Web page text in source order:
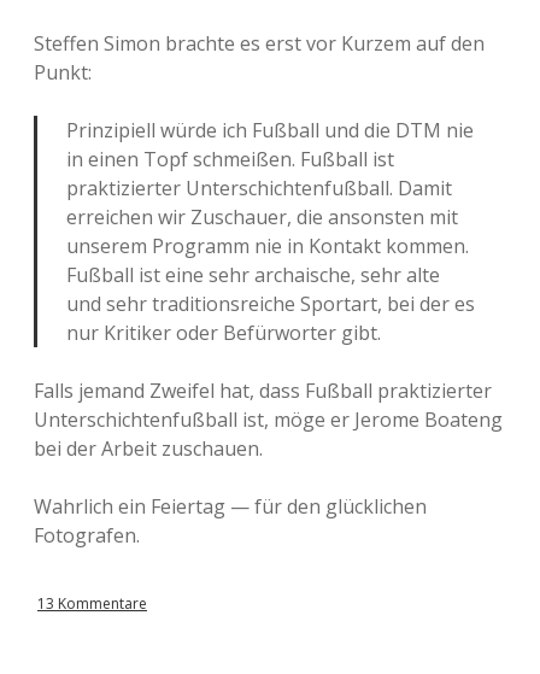
Steffen Simon brachte es erst vor Kurzem auf den
Punkt:
Prinzipiell würde ich Fußball und die DTM nie
in einen Topf schmeißen. Fußball ist
praktizierter Unterschichtenfußball. Damit
erreichen wir Zuschauer, die ansonsten mit
unserem Programm nie in Kontakt kommen.
Fußball ist eine sehr archaische, sehr alte
und sehr traditionsreiche Sportart, bei der es
nur Kritiker oder Befürworter gibt.
Falls jemand Zweifel hat, dass Fußball praktizierter
Unterschichtenfußball ist, möge er Jerome Boateng
bei der Arbeit zuschauen.
Wahrlich ein Feiertag — für den glücklichen
Fotografen.
13 Kommentare